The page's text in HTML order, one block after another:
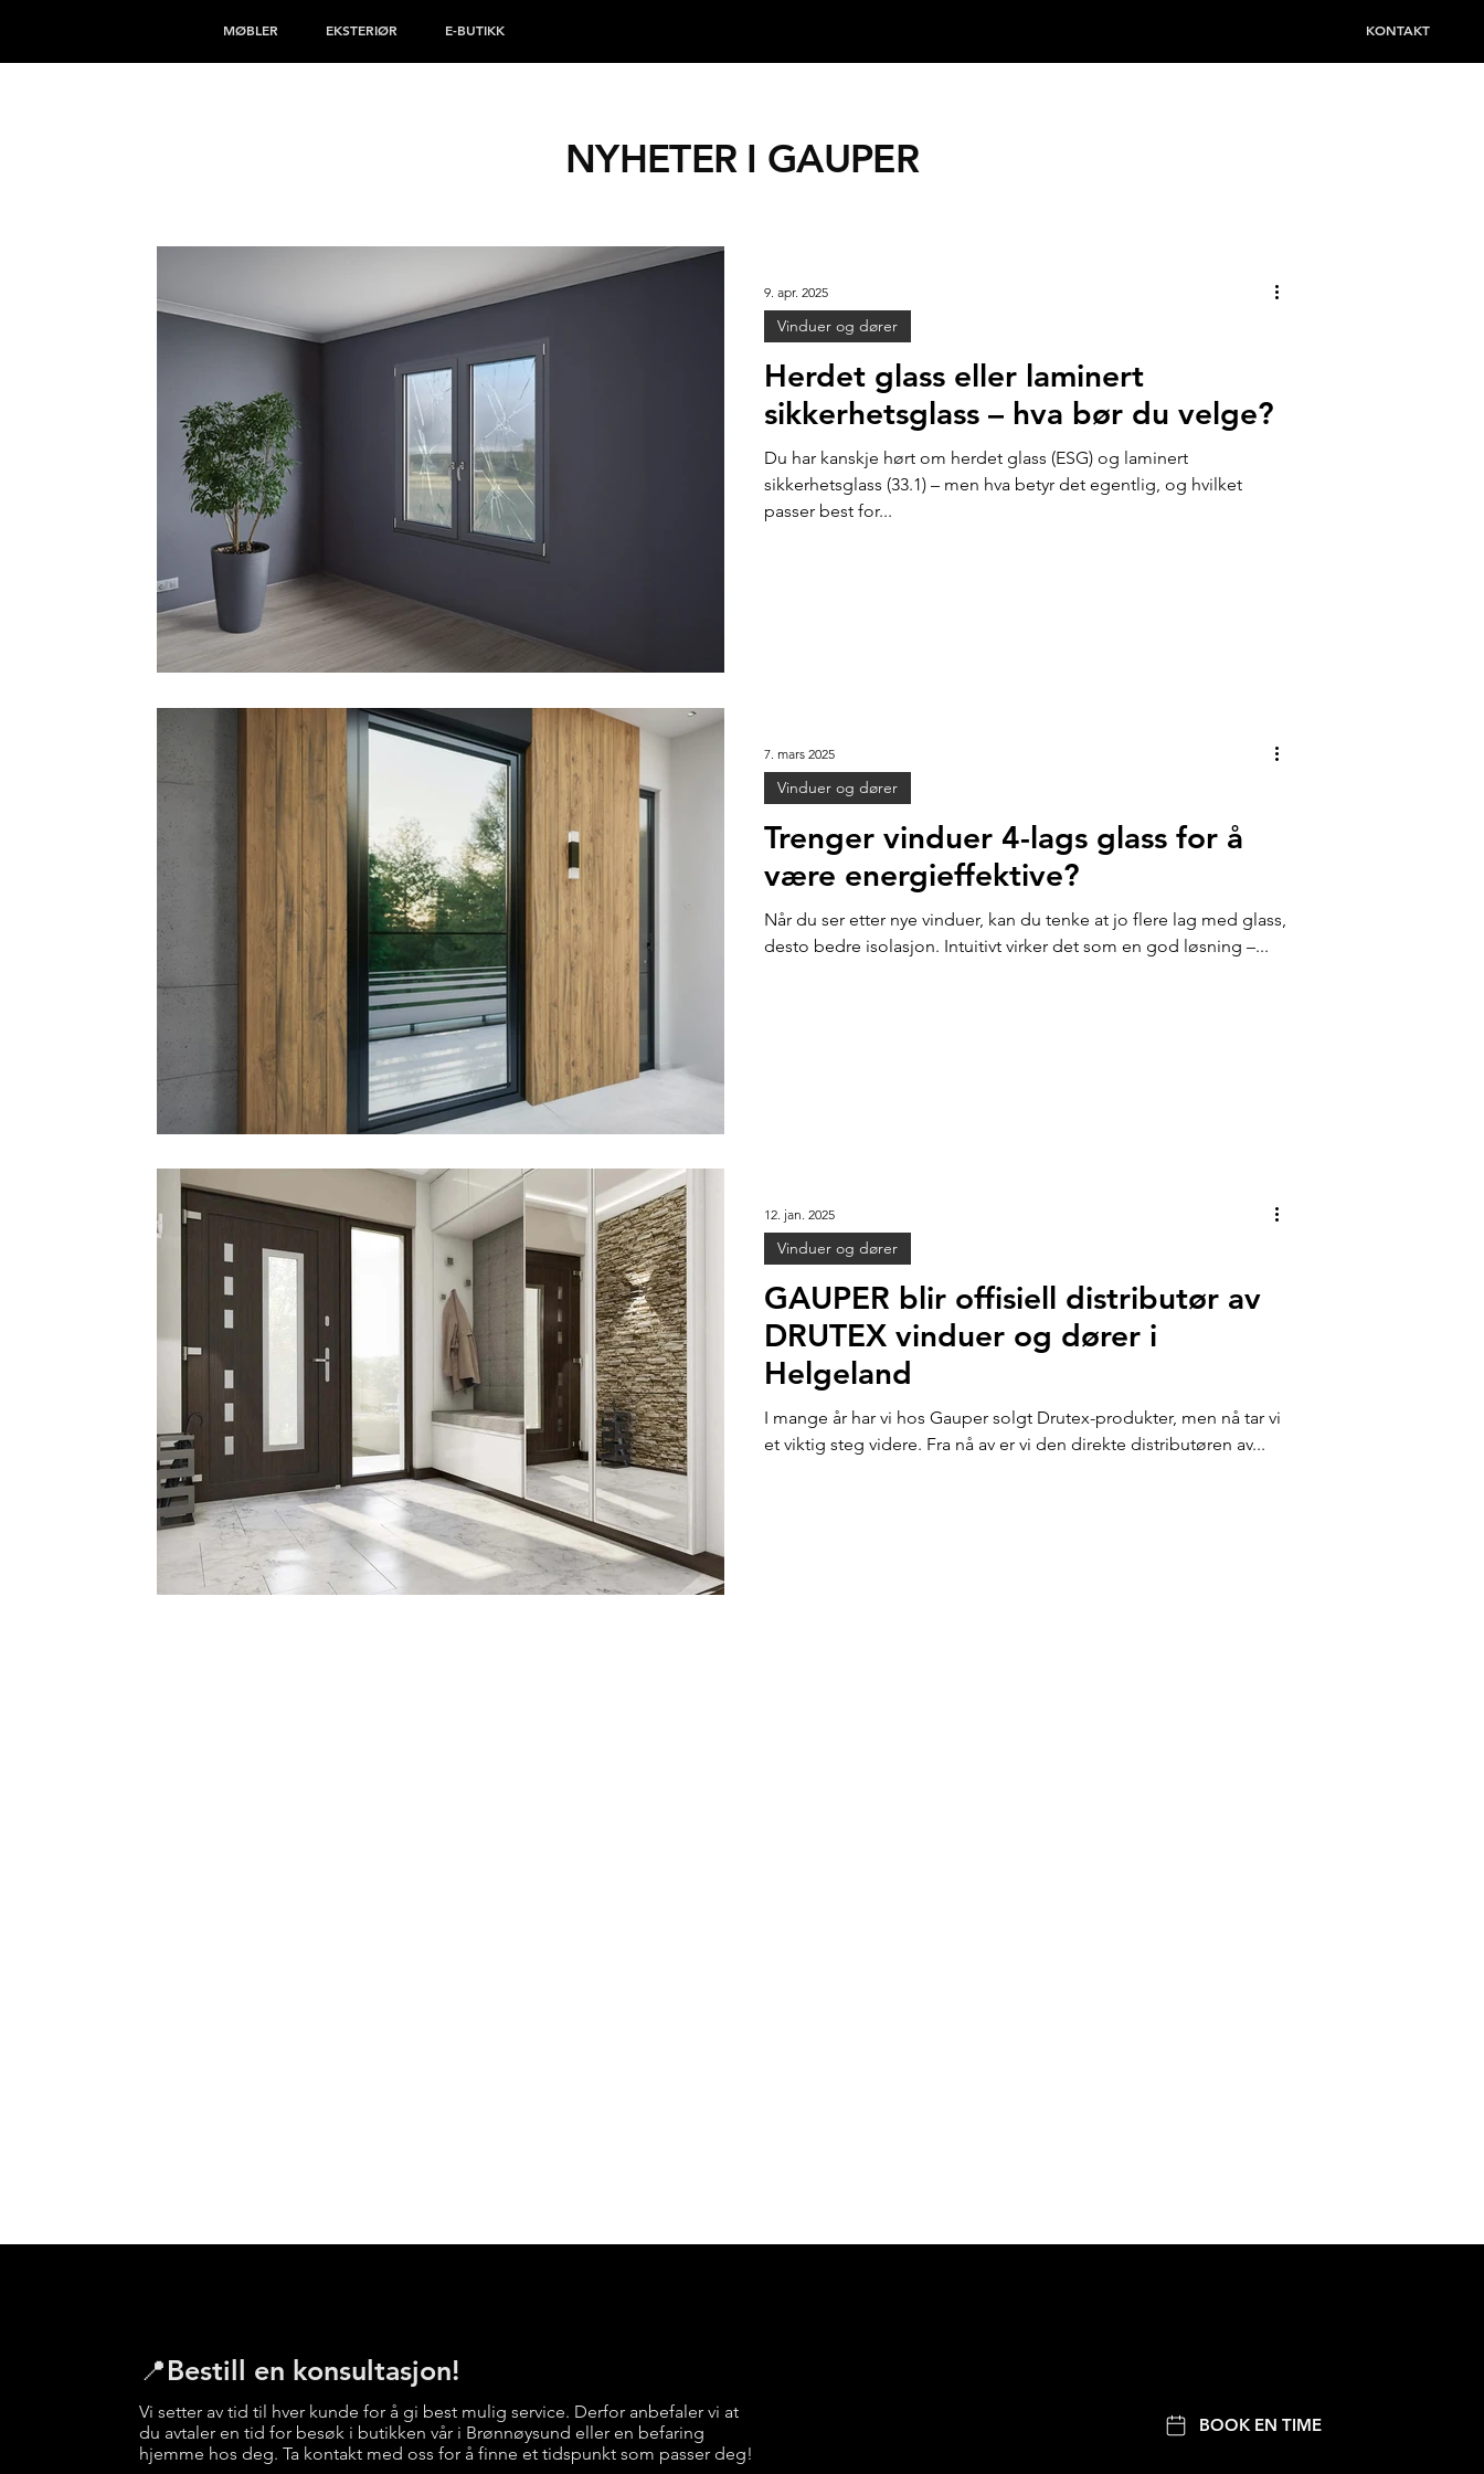
MØBLER EKSTERIØR E-BUTIKK KONTAKT
NYHETER I GAUPER
Herdet glass eller laminert
sikkerhetsglass – hva bør du velge?
Du har kanskje hørt om herdet glass (ESG) og laminert
sikkerhetsglass (33.1) – men hva betyr det egentlig, og hvilket
passer best for...
Vinduer og dører
9. apr. 2025
Trenger vinduer 4-lags glass for å
være energieffektive?
Når du ser etter nye vinduer, kan du tenke at jo flere lag med glass,
desto bedre isolasjon. Intuitivt virker det som en god løsning –...
Vinduer og dører
7. mars 2025
GAUPER blir offisiell distributør av
DRUTEX vinduer og dører i
Helgeland
I mange år har vi hos Gauper solgt Drutex-produkter, men nå tar vi
et viktig steg videre. Fra nå av er vi den direkte distributøren av...
Vinduer og dører
12. jan. 2025
📍Bestill en konsultasjon!
Vi setter av tid til hver kunde for å gi best mulig service. Derfor anbefaler vi at
du avtaler en tid for besøk i butikken vår i Brønnøysund eller en befaring
hjemme hos deg. Ta kontakt med oss for å finne et tidspunkt som passer deg!
BOOK EN TIME